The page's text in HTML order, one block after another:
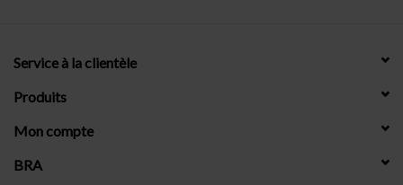
Service à la clientèle
Produits
Mon compte
BRA